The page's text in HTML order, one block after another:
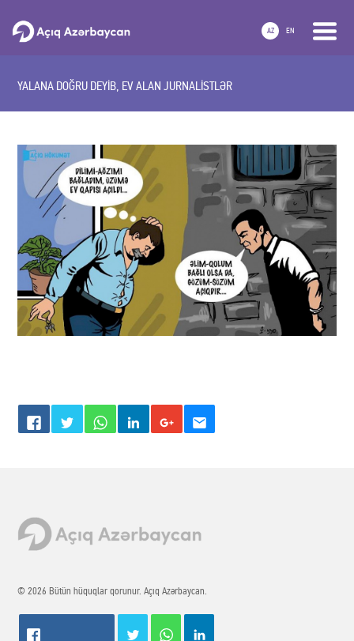
AZ EN
YALANA DOĞRU DEYİB, EV ALAN JURNALİSTLƏR
© 2026 Bütün hüquqlar qorunur. Açıq Azərbaycan.